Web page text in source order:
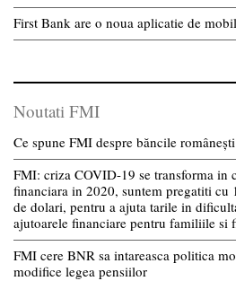
First Bank are o noua aplicatie de
Noutati FMI
Ce spune FMI despre băncile românești
FMI: criza COVID-19 se transforma in
financiara in 2020, suntem pregatiti
de dolari, pentru a ajuta tarile in
ajutoarele financiare pentru familiile si
FMI cere BNR sa intareasca politica
modifice legea pensiilor